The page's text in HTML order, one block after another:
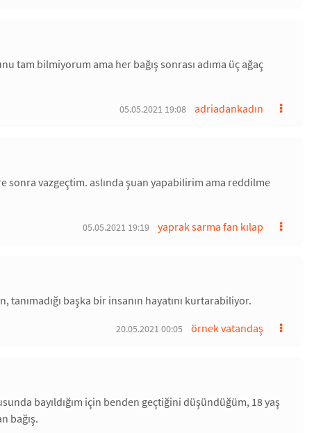
tam bilmiyorum ama her bağış sonrası adıma üç ağaç
adriadankadın
05.05.2021 19:08
vazgeçtim. aslında şuan yapabilirim ama reddilme
yaprak sarma fan kılap
05.05.2021 19:19
tanımadığı başka bir insanın hayatını kurtarabiliyor.
örnek vatandaş
20.05.2021 00:05
bayıldığım için benden geçtiğini düşündüğüm, 18 yaş
bağış.